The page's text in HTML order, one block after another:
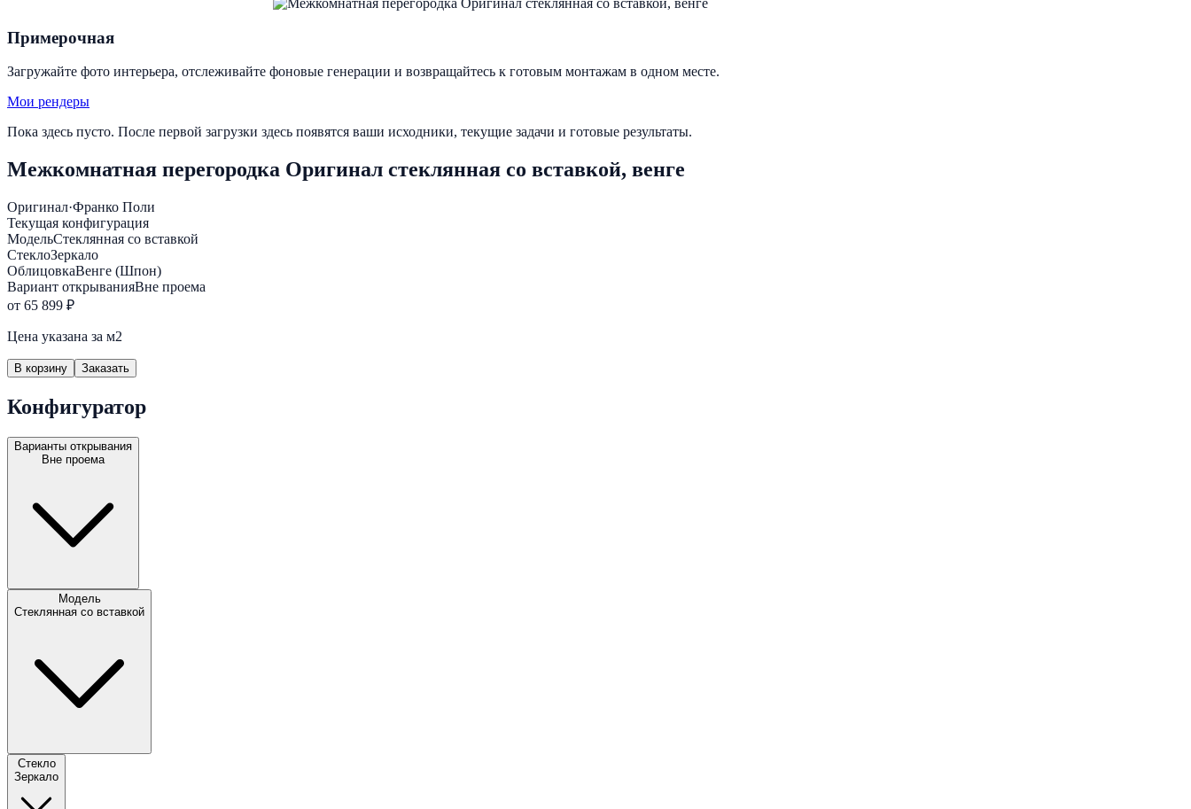
Примерочная
Загружайте фото интерьера, отслеживайте фоновые генерации и возвращайтесь к готовым монтажам в одном месте.
Мои рендеры
Пока здесь пусто. После первой загрузки здесь появятся ваши исходники, текущие задачи и готовые результаты.
Межкомнатная перегородка Оригинал стеклянная со вставкой, венге
Оригинал·Франко Поли
Текущая конфигурация
МодельСтеклянная со вставкой
СтеклоЗеркало
ОблицовкаВенге (Шпон)
Вариант открыванияВне проема
от 65 899 ₽
Цена указана за м2
В корзину Заказать
Конфигуратор
Варианты открывания
Вне проема
Модель
Стеклянная со вставкой
Стекло
Зеркало